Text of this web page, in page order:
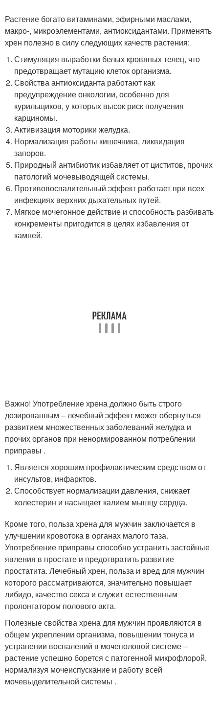
Растение богато витаминами, эфирными маслами,
макро-, микроэлементами, антиоксидантами. Применять
хрен полезно в силу следующих качеств растения:
Стимуляция выработки белых кровяных телец, что
предотвращает мутацию клеток организма.
Свойства антиоксиданта работают как
предупреждение онкологии, особенно для
курильщиков, у которых высок риск получения
карциномы.
Активизация моторики желудка.
Нормализация работы кишечника, ликвидация
запоров.
Природный антибиотик избавляет от циститов, прочих
патологий мочевыводящей системы.
Противовоспалительный эффект работает при всех
инфекциях верхних дыхательных путей.
Мягкое мочегонное действие и способность разбивать
конкременты пригодится в целях избавления от
камней.
Важно! Употребление хрена должно быть строго
дозированным – лечебный эффект может обернуться
развитием множественных заболеваний желудка и
прочих органов при ненормированном потреблении
приправы .
Является хорошим профилактическим средством от
инсультов, инфарктов.
Способствует нормализации давления, снижает
холестерин и насыщает калием мышцу сердца.
Кроме того, польза хрена для мужчин заключается в
улучшении кровотока в органах малого таза.
Употребление приправы способно устранить застойные
явления в простате и предотвратить развитие
простатита. Лечебный хрен, польза и вред для мужчин
которого рассматриваются, значительно повышает
либидо, качество секса и служит естественным
пролонгатором полового акта.
Полезные свойства хрена для мужчин проявляются в
общем укреплении организма, повышении тонуса и
устранении воспалений в мочеполовой системе –
растение успешно борется с патогенной микрофлорой,
нормализуя мочеиспускание и работу всей
мочевыделительной системы .